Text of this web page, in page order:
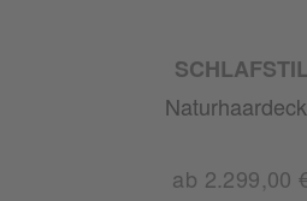
SCHLAFSTIL
ab 2.299,00